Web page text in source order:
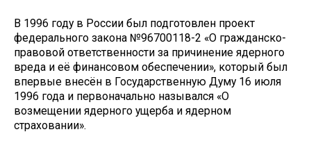
В 1996 году в России был подготовлен проект
федерального закона №96700118-2 «О гражданско-
правовой ответственности за причинение ядерного
вреда и её финансовом обеспечении», который был
впервые внесён в Государственную Думу 16 июля
1996 года и первоначально назывался «О
возмещении ядерного ущерба и ядерном
страховании».